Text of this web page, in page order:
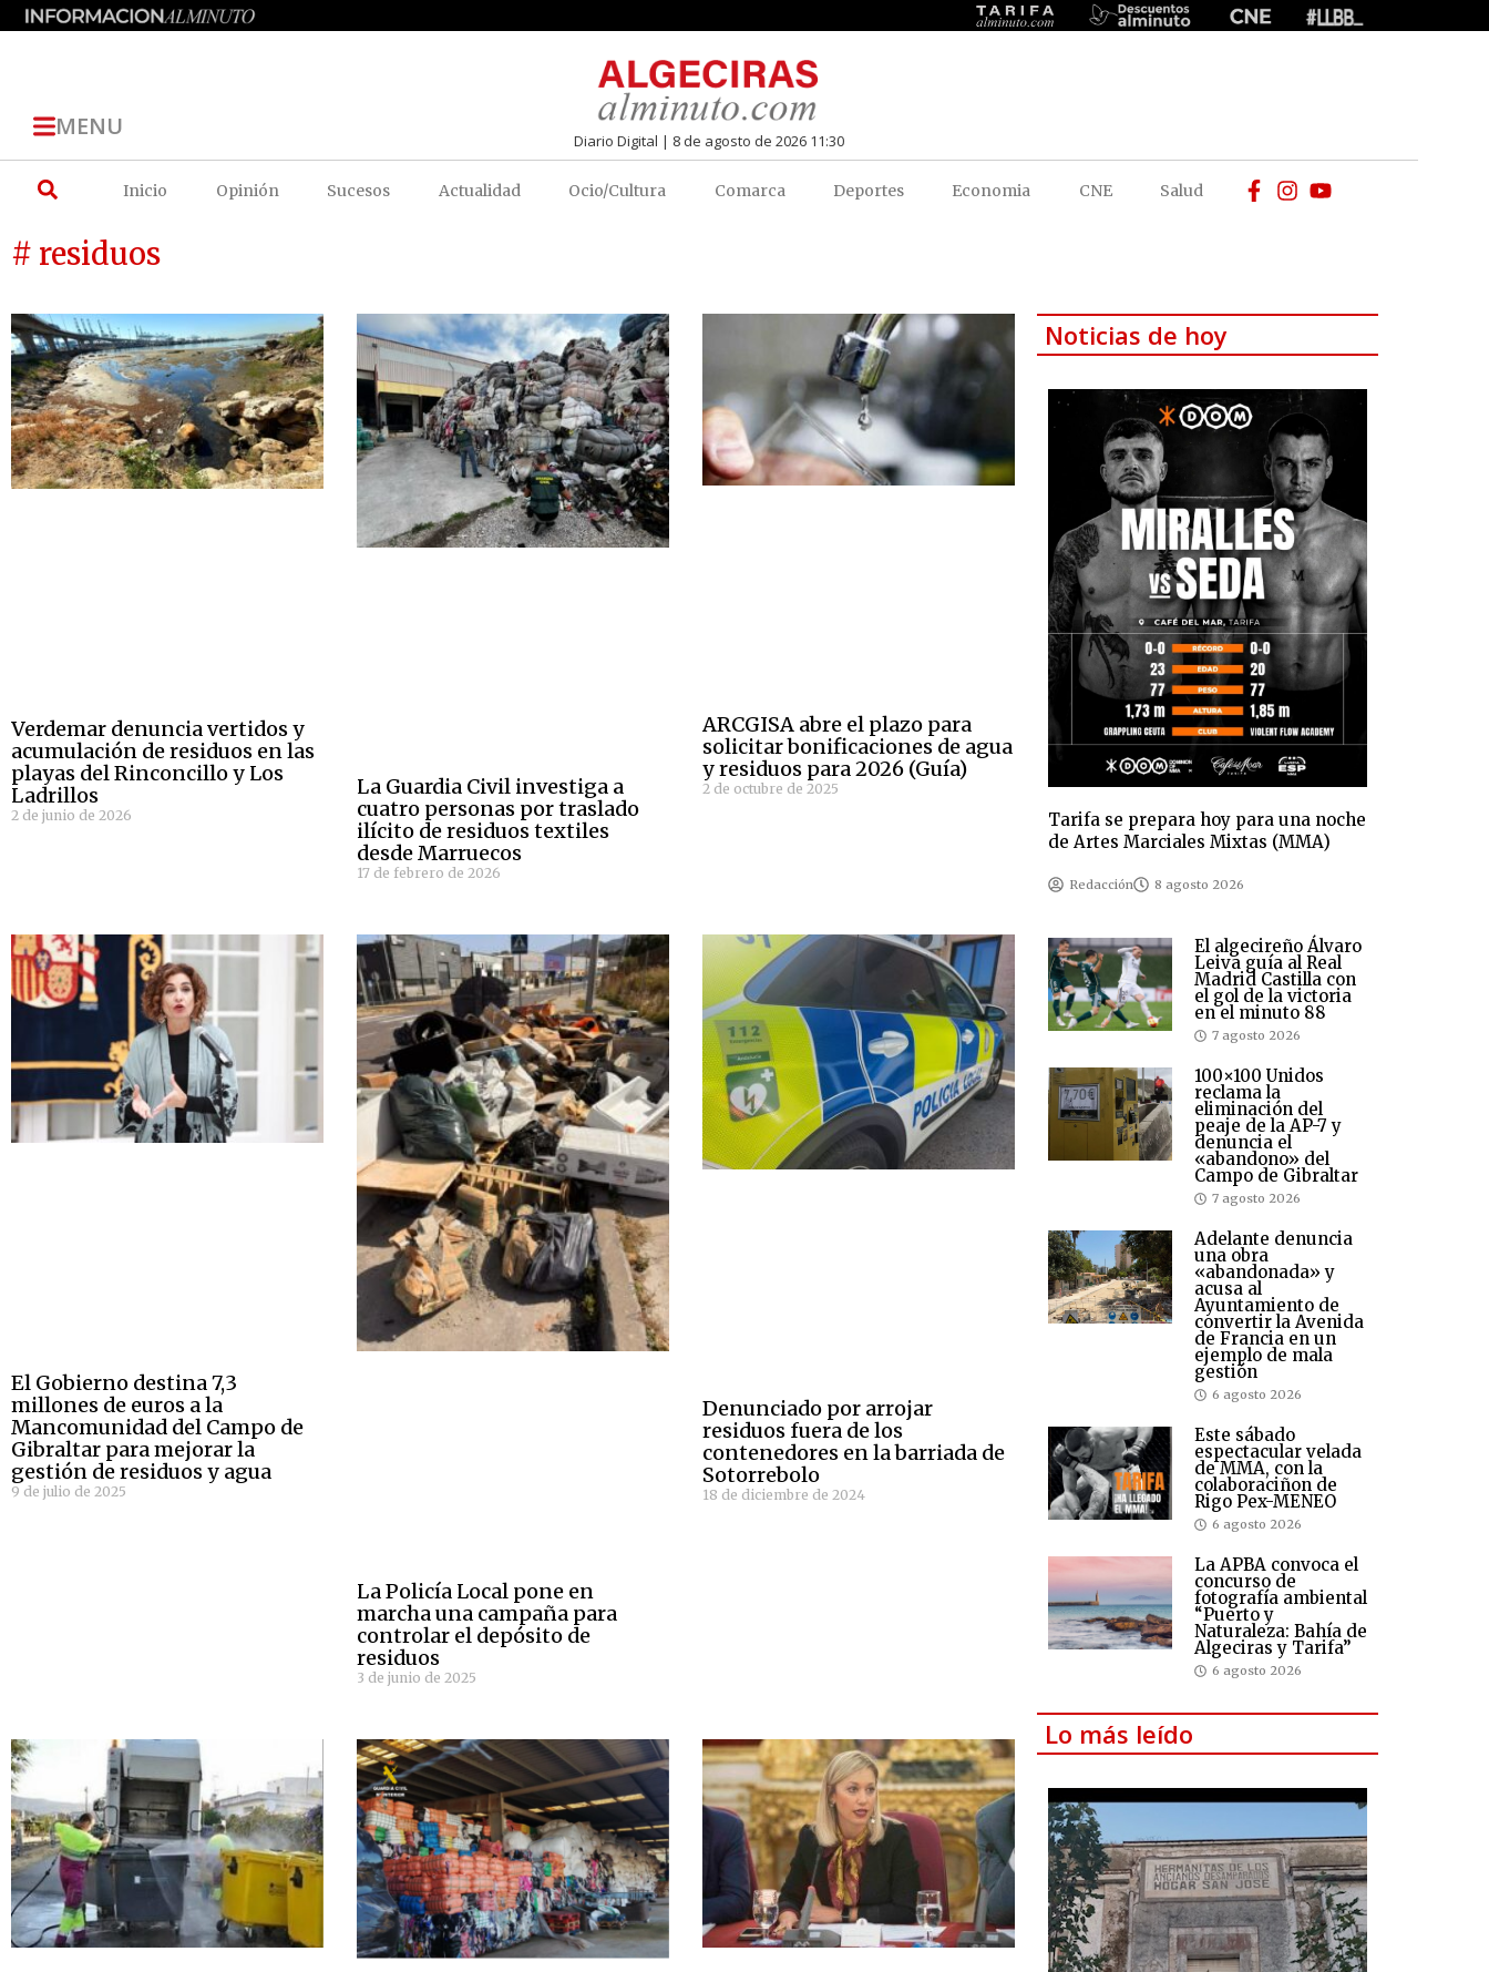
MENU Diario Digital | 8 de agosto de 2026 11:30
Inicio Opinión Sucesos Actualidad Ocio/Cultura Comarca Deportes Economia CNE Salud
# residuos
Verdemar denuncia vertidos y
acumulación de residuos en las
playas del Rinconcillo y Los
Ladrillos
2 de junio de 2026
La Guardia Civil investiga a
cuatro personas por traslado
ilícito de residuos textiles
desde Marruecos
17 de febrero de 2026
ARCGISA abre el plazo para
solicitar bonificaciones de agua
y residuos para 2026 (Guía)
2 de octubre de 2025
El Gobierno destina 7,3
millones de euros a la
Mancomunidad del Campo de
Gibraltar para mejorar la
gestión de residuos y agua
9 de julio de 2025
La Policía Local pone en
marcha una campaña para
controlar el depósito de
residuos
3 de junio de 2025
Denunciado por arrojar
residuos fuera de los
contenedores en la barriada de
Sotorrebolo
18 de diciembre de 2024
Noticias de hoy
Tarifa se prepara hoy para una noche
de Artes Marciales Mixtas (MMA)
Redacción 8 agosto 2026
El algecireño Álvaro
Leiva guía al Real
Madrid Castilla con
el gol de la victoria
en el minuto 88
7 agosto 2026
100×100 Unidos
reclama la
eliminación del
peaje de la AP-7 y
denuncia el
«abandono» del
Campo de Gibraltar
7 agosto 2026
Adelante denuncia
una obra
«abandonada» y
acusa al
Ayuntamiento de
convertir la Avenida
de Francia en un
ejemplo de mala
gestión
6 agosto 2026
Este sábado
espectacular velada
de MMA, con la
colaboraciñon de
Rigo Pex-MENEO
6 agosto 2026
La APBA convoca el
concurso de
fotografía ambiental
“Puerto y
Naturaleza: Bahía de
Algeciras y Tarifa”
6 agosto 2026
Lo más leído